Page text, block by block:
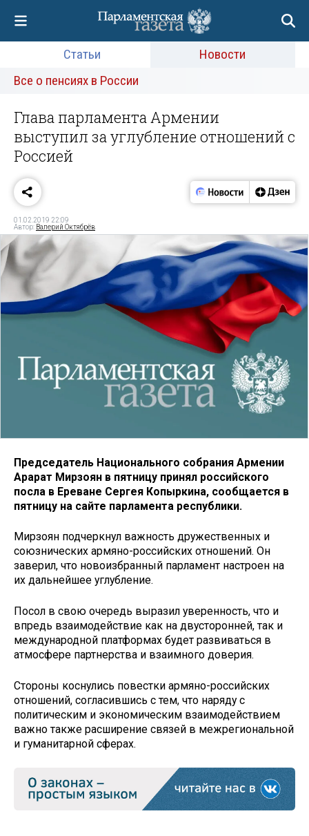
Статьи
Новости
Все о пенсиях в России
Глава парламента Армении
выступил за углубление отношений с
Россией
01.02.2019 22:09
Автор: Валерий Октябрёв
Председатель Национального собрания Армении
Арарат Мирзоян в пятницу принял российского
посла в Ереване Сергея Копыркина, сообщается в
пятницу на сайте парламента республики.
Мирзоян подчеркнул важность дружественных и
союзнических армяно-российских отношений. Он
заверил, что новоизбранный парламент настроен на
их дальнейшее углубление.
Посол в свою очередь выразил уверенность, что и
впредь взаимодействие как на двусторонней, так и
международной платформах будет развиваться в
атмосфере партнерства и взаимного доверия.
Стороны коснулись повестки армяно-российских
отношений, согласившись с тем, что наряду с
политическим и экономическим взаимодействием
важно также расширение связей в межрегиональной
и гуманитарной сферах.